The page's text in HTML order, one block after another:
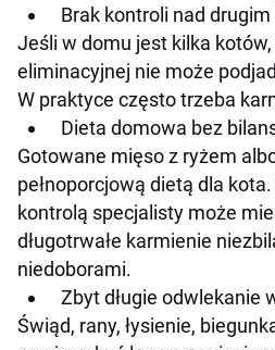
Brak kontroli nad
Jeśli w domu jest kilka
eliminacyjnej nie może
W praktyce często trzeba
Dieta domowa bez
Gotowane mięso z ryżem
pełnoporcjową dietą dla
kontrolą specjalisty może
długotrwałe karmienie
niedoborami.
Zbyt długie odwlekanie
Świąd, rany, łysienie,